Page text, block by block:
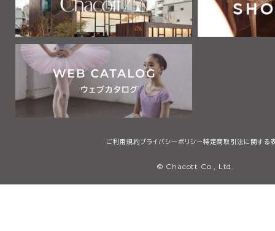
ご利用規約プライバシーポリシー 特定商取引法に関する
© Chacott Co., Ltd.